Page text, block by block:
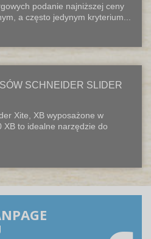
podanie najniższej ceny
a często jedynym kryterium...
SCHNEIDER SLIDER
Xite, XB wyposażone w
XB to idealne narzędzie do